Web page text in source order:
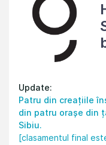
Update:
Patru din creațiile
din patru orașe din
Sibiu.
[clasamentul final